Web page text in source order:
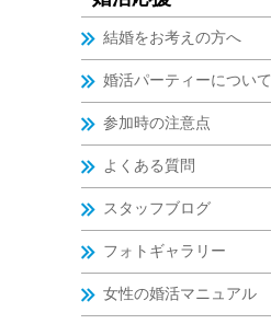
結婚をお考えの方へ
婚活パーティーについて
参加時の注意点
よくある質問
スタッフブログ
フォトギャラリー
女性の婚活マニュアル